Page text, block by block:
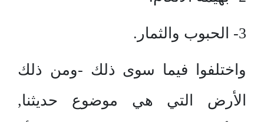
3- الحبوب والثمار.
واختلفوا فيما سوى ذلك -ومن ذلك
الأرض التي هي موضوع حديثنا,